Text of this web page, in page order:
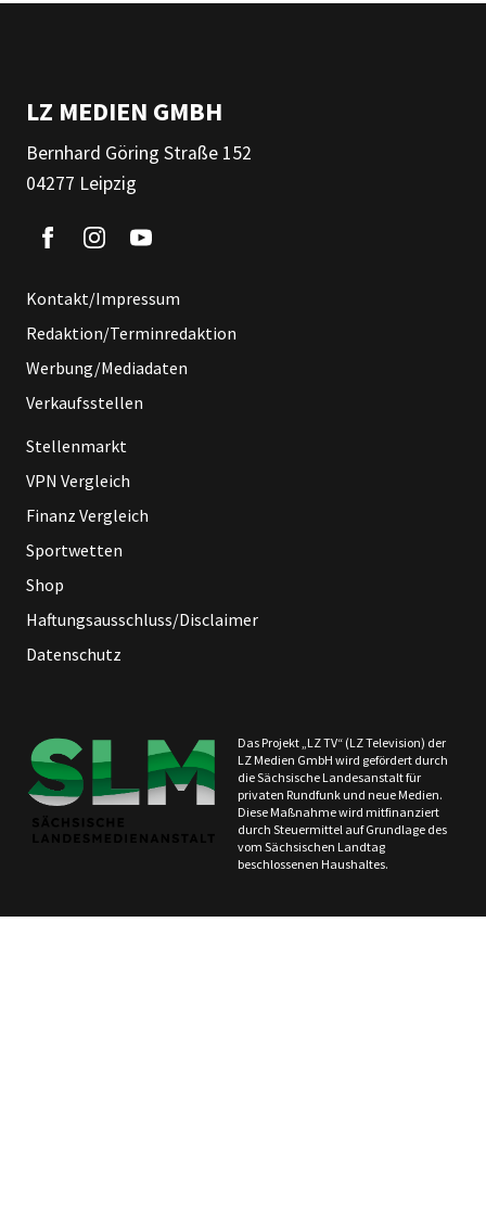
LZ MEDIEN GMBH
Bernhard Göring Straße 152
04277 Leipzig
Kontakt/Impressum
Redaktion/Terminredaktion
Werbung/Mediadaten
Verkaufsstellen
Stellenmarkt
VPN Vergleich
Finanz Vergleich
Sportwetten
Shop
Haftungsausschluss/Disclaimer
Datenschutz
Das Projekt „LZ TV“ (LZ Television) der
LZ Medien GmbH wird gefördert durch
die Sächsische Landesanstalt für
privaten Rundfunk und neue Medien.
Diese Maßnahme wird mitfinanziert
durch Steuermittel auf Grundlage des
vom Sächsischen Landtag
beschlossenen Haushaltes.